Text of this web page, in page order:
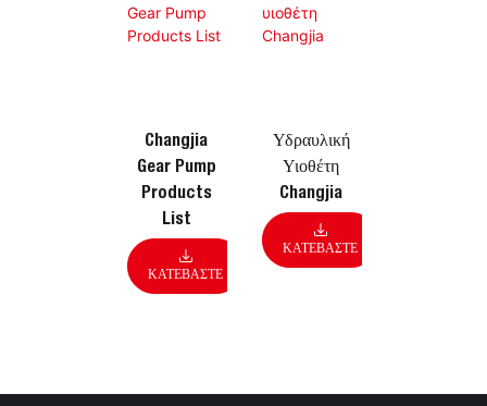
Changjia
Gear Pump
Products
List
ΚΑΤΕΒΆΣΤΕ
Υδραυλική
Υιοθέτη
Changjia
ΚΑΤΕΒΆΣΤΕ